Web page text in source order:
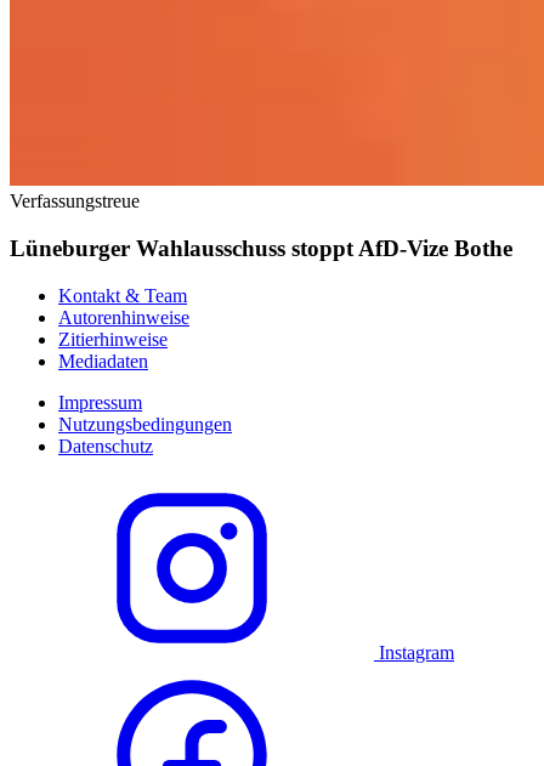
Verfassungstreue
Lüneburger Wahlausschuss stoppt AfD-Vize Bothe
Kontakt & Team
Autorenhinweise
Zitierhinweise
Mediadaten
Impressum
Nutzungsbedingungen
Datenschutz
Instagram